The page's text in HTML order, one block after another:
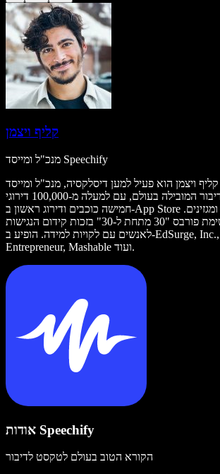
קליף ויצמן
מנכ"ל ומייסד Speechify
קליף ויצמן הוא פעיל למען דיסלקסיה, מנכ"ל ומייסד Speechify,
אפליקציית טקסט־לדיבור המובילה בעולם, עם למעלה מ-100,000 דירוגי
חמישה כוכבים ודירוג ראשון ב-App Store בקטגוריית חדשות ומגזינים.
ב-2017 נבחר לרשימת פורבס "30 מתחת ל-30" בזכות קידום הנגישות
לאנשים עם לקויות למידה. הופיע ב-EdSurge, Inc., PC Mag,
Entrepreneur, Mashable ועוד.
אודות Speechify
הקורא הטוב בעולם לטקסט לדיבור